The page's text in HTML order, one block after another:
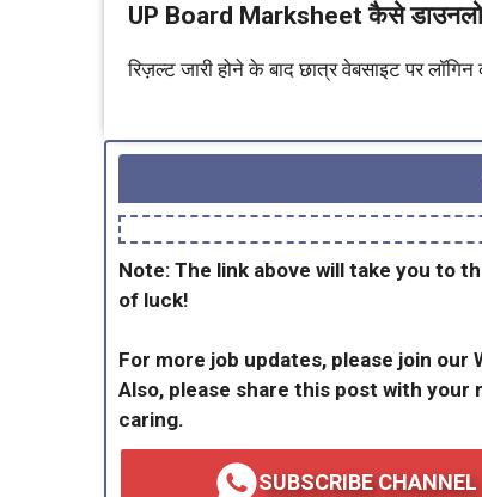
UP Board Marksheet कैसे
रिज़ल्ट जारी होने के बाद छात्र वेबसाइट पर
Note: The link above will take you to
of luck!
For more job updates, please join our
Also, please share this post with
caring.
SUBSCRIBE CHANNEL